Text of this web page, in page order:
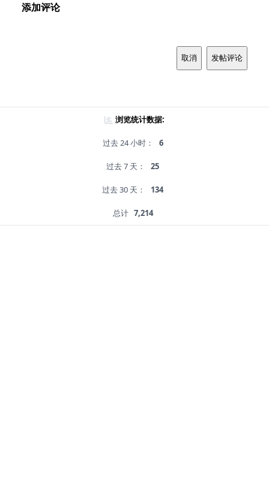
添加评论
取消 发帖评论
浏览统计数据:
过去 24 小时： 6
过去 7 天： 25
过去 30 天： 134
总计 7,214